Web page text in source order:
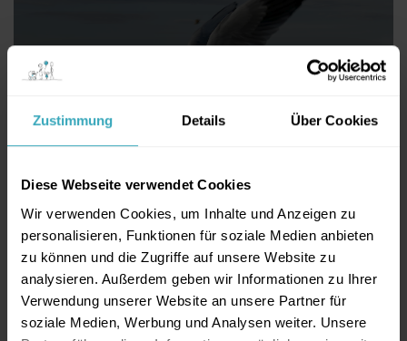
Zustimmung Details Über Cookies
Diese Webseite verwendet Cookies
Wir verwenden Cookies, um Inhalte und Anzeigen zu
personalisieren, Funktionen für soziale Medien anbieten
zu können und die Zugriffe auf unsere Website zu
analysieren. Außerdem geben wir Informationen zu Ihrer
Verwendung unserer Website an unsere Partner für
soziale Medien, Werbung und Analysen weiter. Unsere
GEBURTSKLINIKEN IN UNSERER
REGION
DR. MARC GOLOMBECKIN
28. Dezember 2025